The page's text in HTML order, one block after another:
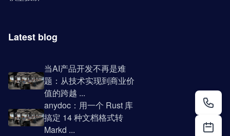
Latest blog
当AI产品开发不再是难
题：从技术实现到商业价
值的跨越 ...
anydoc：用一个 Rust 库
搞定 14 种文档格式转
Markd ...